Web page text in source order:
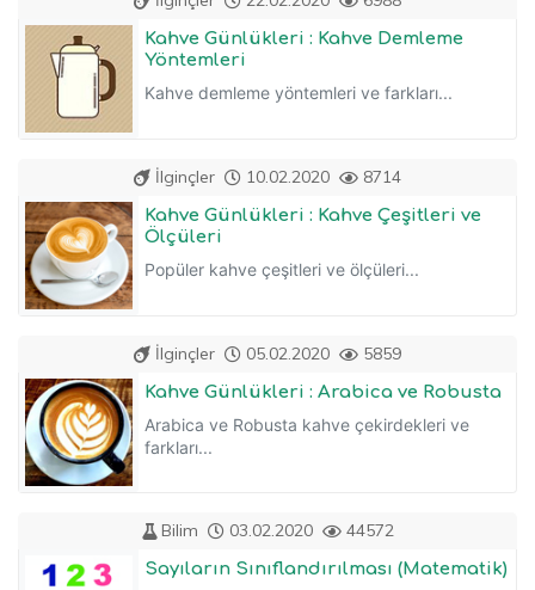
Kahve Günlükleri : Kahve Demleme
Yöntemleri
Kahve demleme yöntemleri ve farkları...
İlginçler 10.02.2020 8714
Kahve Günlükleri : Kahve Çeşitleri ve
Ölçüleri
Popüler kahve çeşitleri ve ölçüleri...
İlginçler 05.02.2020 5859
Kahve Günlükleri : Arabica ve Robusta
Arabica ve Robusta kahve çekirdekleri ve
farkları...
Bilim 03.02.2020 44572
Sayıların Sınıflandırılması (Matematik)